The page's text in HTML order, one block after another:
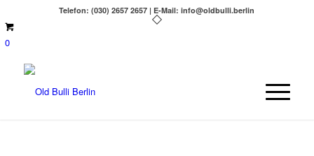
Telefon: (030) 2657 2657 | E-Mail: info@oldbulli.berlin
0